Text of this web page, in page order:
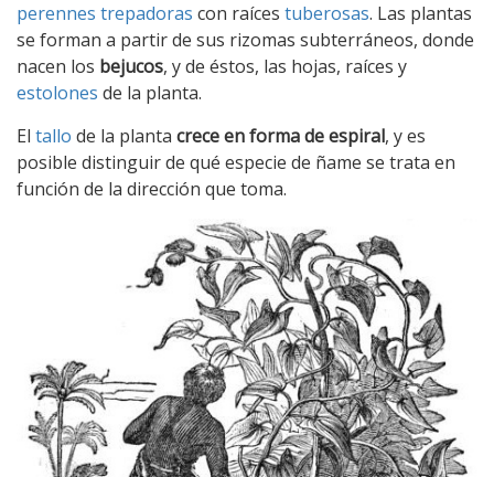
perennes trepadoras con raíces tuberosas. Las plantas
se forman a partir de sus rizomas subterráneos, donde
nacen los bejucos, y de éstos, las hojas, raíces y
estolones de la planta.
El tallo de la planta crece en forma de espiral, y es
posible distinguir de qué especie de ñame se trata en
función de la dirección que toma.